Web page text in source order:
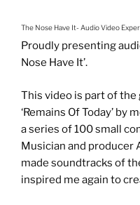
The Nose Have It- Audio Video
Proudly presenting
Nose Have It’.
This video is part of
‘Remains Of Today’ by
a series of 100 small
Musician and producer
made soundtracks of
inspired me again to